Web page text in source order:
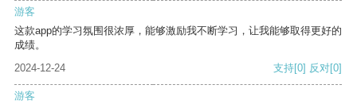
游客
这款app的学习氛围很浓厚，能够激励我不断学习，让我能够取得更好的
成绩。
2024-12-24
支持[0] 反对[0]
游客